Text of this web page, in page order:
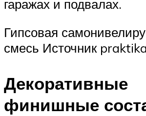
гаражах и подвалах.
Гипсовая
смесь Источник
Декоративные
финишные